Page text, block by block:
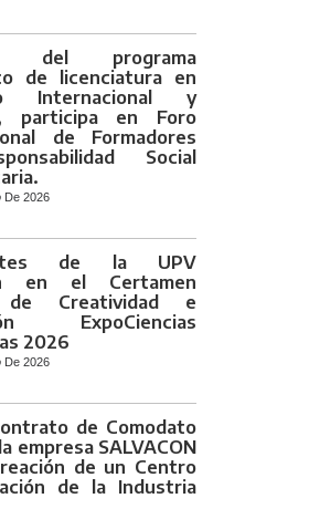
del programa
de licenciatura en
Internacional y
participa en Foro
de Formadores
Social
De 2026
de la UPV
en el Certamen
de Creatividad e
ExpoCiencias
2026
De 2026
de Comodato
empresa SALVACON
de un Centro
de la Industria